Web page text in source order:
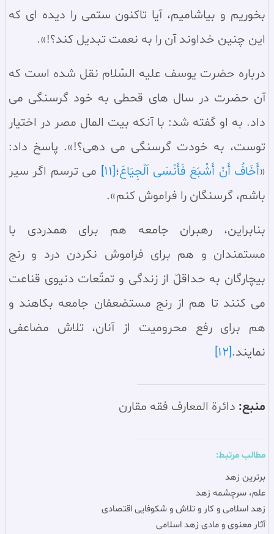
بخوريم و بياشاميم، آيا تاكنون ستمى را ديده اى كه
اين چنين خداوند آن را به نعمت تبديل كند؟!».
درباره حضرت يوسف عليه السّلام نقل شده است كه
آن حضرت در سال هاى قحطى به خود گرسنگى مى
داد. به او گفته شد: با آنكه بيت المال مصر در اختيار
توست، به خودت گرسنگى مى دهى؟!». پاسخ داد:
«أَخَافُ أَنْ أَشْبَعَ فَأَنْسَى اَلْجِيَاعَ؛[11] مى ترسم اگر سير
باشم، گرسنگان را فراموش كنم».
بنابراين، رهبران جامعه هم براى همدردى با
مستمندان و هم براى فراموش نكردن درد و رنج
بيچارگان به حداقلّ از زندگى و تمتّعات دنيوى قناعت
مى كنند تا هم از رنج مستضعفان جامعه بكاهند و
هم براى رفع محروميت از آنان، تلاش مضاعفى
نمايند.[12]
منبع: دائرة المعارف فقه مقارن‏
مطالب مرتبط:
برترين زهد
علم، سرچشمه زهد
زهد اسلامى و كار و تلاش و شکوفایی اقتصادی
آثار معنوى و مادى زهد اسلامى